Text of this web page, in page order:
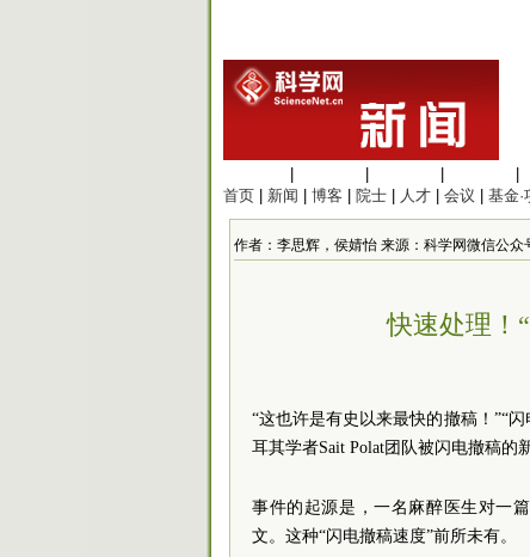
首页
新闻 博客 院士 人才 会议 基金·
作者：李思辉，侯婧怡 来源：科学网微信公众
快速处理！
“这也许是有史以来最快的撤稿！”“
耳其学者Sait Polat团队被闪电撤稿的
事件的起源是，一名麻醉医生对一
文。这种“闪电撤稿速度”前所未有。